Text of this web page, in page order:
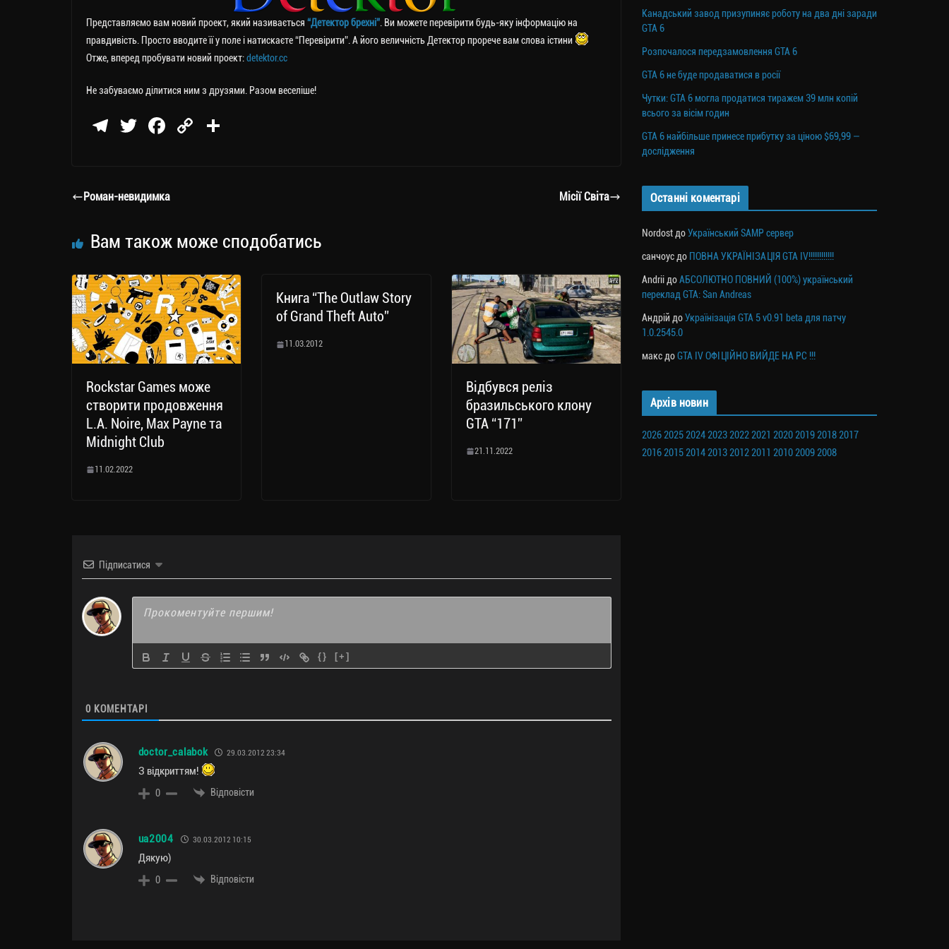
Представляємо вам новий проект, який називається “Детектор брехні” . Ви можете перевірити будь-яку інформацію на
правдивість. Просто вводите її у поле і натискаєте “Перевірити”. А його величність Детектор прорече вам слова істини
Отже, вперед пробувати новий проект:detektor.cc
Не забуваємо ділитися ним з друзями. Разом веселіше!
Te
a
T
er
Fa
ok
C
ся
Роман-невидимка Місії Світа
Вам також може сподобатись
Rockstar Games може
створити продовження
L.A. Noire, Max Payne та
Midnight Club
11.02.2022
Книга “The Outlaw Story
of Grand Theft Auto”
11.03.2012
Відбувся реліз
бразильського клону
GTA “171”
21.11.2022
Підписатися
{} [+]
0 КОМЕНТАРІ
doctor_calabok 29.03.2012 23:34
З відкриттям!
0 Відповісти
ua2004 30.03.2012 10:15
Дякую)
0 Відповісти
Канадський завод призупиняє роботу на два дні заради
GTA 6
Розпочалося передзамовлення GTA 6
GTA 6 не буде продаватися в росії
Чутки: GTA 6 могла продатися тиражем 39 млн копій
всього за вісім годин
GTA 6 найбільше принесе прибутку за ціною $69,99 —
дослідження
Останні коментарі
Nordost доУкраїнський SAMP сервер
санчоус до ПОВНА УКРАЇНІЗАЦІЯ GTA IV!!!!!!!!!!!!
Andrii доАБСОЛЮТНО ПОВНИЙ (100%) український
переклад GTA: San Andreas
Андрій доУкраїнізація GTA 5 v0.91 beta для патчу
1.0.2545.0
макс доGTA IV ОФІЦІЙНО ВИЙДЕ НА PC !!!
Архів новин
202620252024202320222021 2020201920182017
201620152014201320122011 201020092008